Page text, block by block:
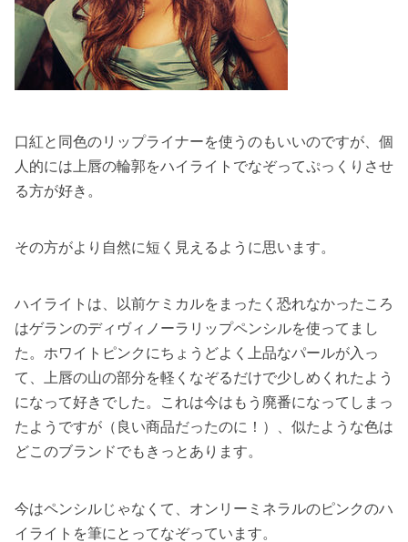
口紅と同色のリップライナーを使うのもいいのですが、個
人的には上唇の輪郭をハイライトでなぞってぷっくりさせ
る方が好き。
その方がより自然に短く見えるように思います。
ハイライトは、以前ケミカルをまったく恐れなかったころ
はゲランのディヴィノーラリップペンシルを使ってまし
た。ホワイトピンクにちょうどよく上品なパールが入っ
て、上唇の山の部分を軽くなぞるだけで少しめくれたよう
になって好きでした。これは今はもう廃番になってしまっ
たようですが（良い商品だったのに！）、似たような色は
どこのブランドでもきっとあります。
今はペンシルじゃなくて、オンリーミネラルのピンクのハ
イライトを筆にとってなぞっています。